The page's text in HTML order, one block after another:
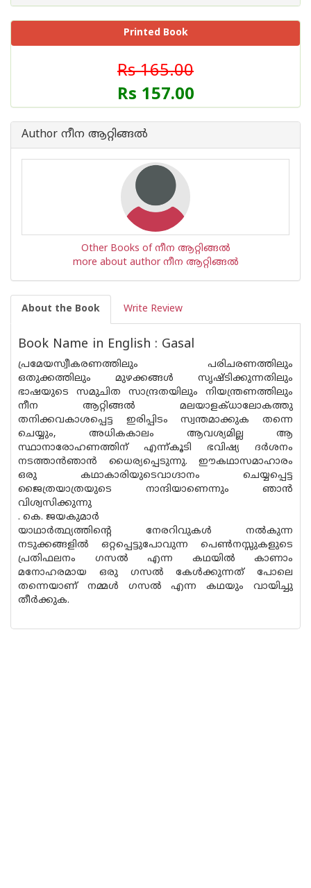
Printed Book
Rs 165.00
Rs 157.00
Author നീന ആറ്റിങ്ങൽ
Other Books of നീന ആറ്റിങ്ങൽ
more about author നീന ആറ്റിങ്ങൽ
About the Book Write Review
Book Name in English : Gasal
പ്രമേയസ്വീകരണത്തിലും പരിചരണത്തിലും
ഒതുക്കത്തിലും മുഴക്കങ്ങൾ സൃഷ്ടിക്കുന്നതിലും
ഭാഷയുടെ സമുചിത സാന്ദ്രതയിലും നിയന്ത്രണത്തിലും
നീന ആറ്റിങ്ങൽ മലയാളക്ധാലോകത്തു
തനിക്കവകാശപ്പെട്ട ഇരിപ്പിടം സ്വന്തമാക്കുക തന്നെ
ചെയ്യും, അധികകാലം ആവശ്യമില്ല ആ
സ്ഥാനാരോഹണത്തിന് എന്ന്കൂടി ഭവിഷ്യ ദർശനം
നടത്താൻഞാൻ ധൈര്യപ്പെടുന്നു. ഈകഥാസമാഹാരം
ഒരു കഥാകാരിയുടെവാഗ്ദാനം ചെയ്യപ്പെട്ട
ജൈത്രയാത്രയുടെ നാന്ദിയാണെന്നും ഞാൻ
വിശ്വസിക്കുന്നു
. കെ. ജയകുമാർ
യാഥാർത്ഥ്യത്തിന്റെ നേരറിവുകൾ നൽകുന്ന
നടുക്കങ്ങളിൽ ഒറ്റപ്പെട്ടുപോവുന്ന പെൺനസ്സുകളുടെ
പ്രതിഫലനം ഗസൽ എന്ന കഥയിൽ കാണാം
മനോഹരമായ ഒരു ഗസൽ കേൾക്കുന്നത് പോലെ
തന്നെയാണ് നമ്മൾ ഗസൽ എന്ന കഥയും വായിച്ചു
തീർക്കുക.